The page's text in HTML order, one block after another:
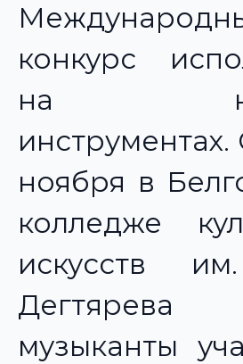
конкурс
на
инструментах.
ноября в
колледже
искусств
Дегтярева
музыканты